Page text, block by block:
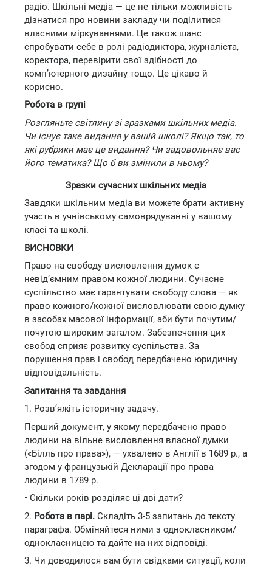
радіо. Шкільні медіа — це не тільки можливість
дізнатися про новини закладу чи поділитися
власними міркуваннями. Це також шанс
спробувати себе в ролі радіодиктора, журналіста,
коректора, перевірити свої здібності до
комп’ютерного дизайну тощо. Це цікаво й
корисно.
Робота в групі
Розгляньте світлину зі зразками шкільних медіа.
Чи існує таке видання у вашій школі? Якщо так, то
які рубрики має це видання? Чи задовольняє вас
його тематика? Що б ви змінили в ньому?
Зразки сучасних шкільних медіа
Завдяки шкільним медіа ви можете брати активну
участь в учнівському самоврядуванні у вашому
класі та школі.
ВИСНОВКИ
Право на свободу висловлення думок є
невід’ємним правом кожної людини. Сучасне
суспільство має гарантувати свободу слова — як
право кожного/кожної висловлювати свою думку
в засобах масової інформації, аби бути почутим/
почутою широким загалом. Забезпечення цих
свобод сприяє розвитку суспільства. За
порушення прав і свобод передбачено юридичну
відповідальність.
Запитання та завдання
1. Розв’яжіть історичну задачу.
Перший документ, у якому передбачено право
людини на вільне висловлення власної думки
(«Білль про права»), — ухвалено в Англії в 1689 р., а
згодом у французькій Декларації про права
людини в 1789 р.
• Скільки років розділяє ці дві дати?
2. Робота в парі. Складіть 3-5 запитань до тексту
параграфа. Обміняйтеся ними з однокласником/
однокласницею та дайте на них відповіді.
3. Чи доводилося вам бути свідками ситуації, коли